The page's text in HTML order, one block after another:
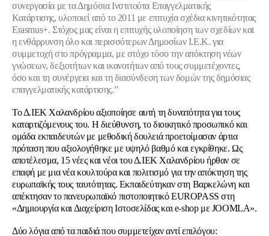
συνεργασία με τα Δημόσια Ινστιτούτα Επαγγελματικής
Κατάρτισης, υλοποιεί από το 2011 με επιτυχία σχέδια κινητικότητας
Erasmus+. Στόχος μας είναι η επιτυχής υλοποίηση των σχεδίων και
η ενθάρρυνση όλο και περισσότερων Δημοσίων Ι.Ε.Κ. για
συμμετοχή στο πρόγραμμα, με στόχο τόσο την απόκτηση νέων
γνώσεων, δεξιοτήτων και ικανοτήτων από τους συμμετέχοντες,
όσο και τη συνέργεια και τη διασύνδεση των δομών της δημόσιας
επαγγελματικής κατάρτισης.”
Το Δ.ΙΕΚ Χαλανδρίου αξιοποίησε αυτή τη δυνατότητα για τους
καταρτιζόμενους του. Η διεύθυνση, το διοικητικό προσωπικό και
ομάδα εκπαιδευτών με μεθοδική δουλειά προετοίμασαν άρτια
πρόταση που αξιολογήθηκε με υψηλό βαθμό και εγκρίθηκε. Ως
αποτέλεσμα, 15 νέες και νέοι του Δ.ΙΕΚ Χαλανδρίου ήρθαν σε
επαφή με μια νέα κουλτούρα και πολιτισμό για την απόκτηση της
ευρωπαϊκής τους ταυτότητας. Εκπαιδεύτηκαν στη Βαρκελώνη και
απέκτησαν το πανευρωπαϊκό πιστοποιητικό EUROPASS στη
«Δημιουργία και Διαχείριση Ιστοσελίδας και e-shop με JOOMLA».
Δύο λόγια από τα παιδιά που συμμετείχαν αντί επιλόγου: